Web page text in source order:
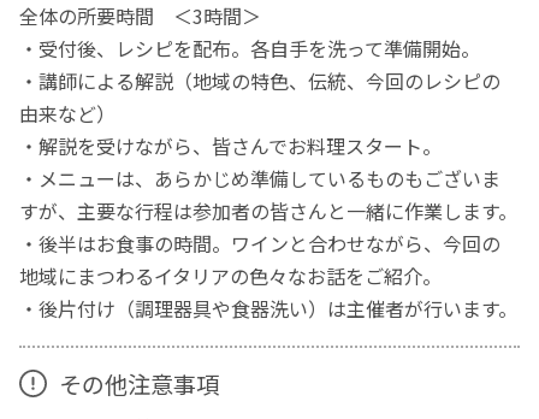
全体の所要時間 ＜3時間＞
・受付後、レシピを配布。各自手を洗って準備開始。
・講師による解説（地域の特色、伝統、今回のレシピの
由来など）
・解説を受けながら、皆さんでお料理スタート。
・メニューは、あらかじめ準備しているものもございま
すが、主要な行程は参加者の皆さんと一緒に作業します。
・後半はお食事の時間。ワインと合わせながら、今回の
地域にまつわるイタリアの色々なお話をご紹介。
・後片付け（調理器具や食器洗い）は主催者が行います。
その他注意事項